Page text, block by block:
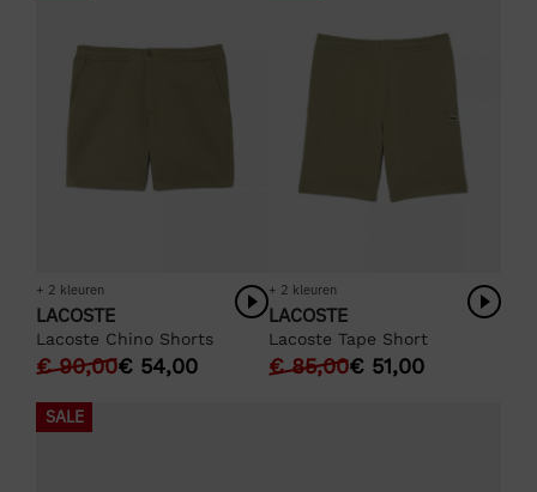
+ 2 kleuren
LACOSTE
Lacoste Chino Shorts
€90,00€ 54,00
+ 2 kleuren
LACOSTE
Lacoste Tape Short
€85,00€ 51,00
SALE